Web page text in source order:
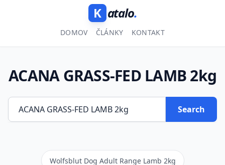
K atalo.
DOMOV ČLÁNKY KONTAKT
ACANA GRASS-FED LAMB 2kg
Search
Wolfsblut Dog Adult Range Lamb 2kg